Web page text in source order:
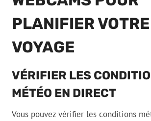
PLANIFIER VOTRE
VOYAGE
VÉRIFIER LES
MÉTÉO EN DIRECT
Vous pouvez vérifier les conditions